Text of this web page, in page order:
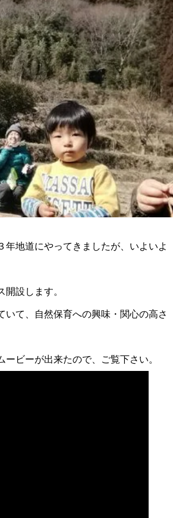
地道にやってきましたが、いよいよ
設します。
いて、自然保育への興味・関心の高さ
ビーが出来たので、ご覧下さい。